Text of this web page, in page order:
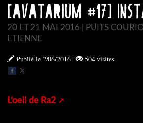
[AVATARIUM #17]
20 ET 21 MAI 2016 | PUITS
ETIENNE
Publié le 2/06/2016 | 504 visites
L’oeil de Ra2